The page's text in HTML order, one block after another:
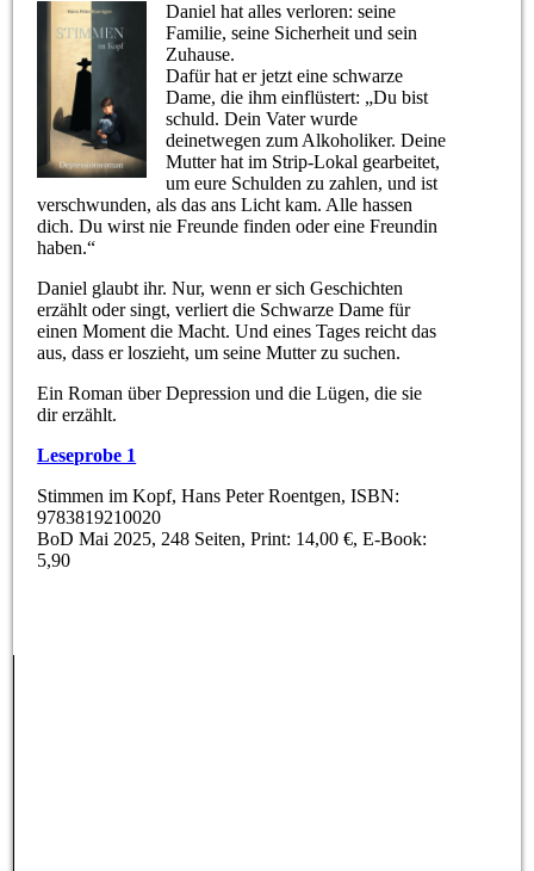
Daniel hat alles verloren: seine
Familie, seine Sicherheit und sein
Zuhause.
Dafür hat er jetzt eine schwarze
Dame, die ihm einflüstert: „Du bist
schuld. Dein Vater wurde
deinetwegen zum Alkoholiker. Deine
Mutter hat im Strip-Lokal gearbeitet,
um eure Schulden zu zahlen, und ist
verschwunden, als das ans Licht kam. Alle hassen
dich. Du wirst nie Freunde finden oder eine Freundin
haben.“
Daniel glaubt ihr. Nur, wenn er sich Geschichten
erzählt oder singt, verliert die Schwarze Dame für
einen Moment die Macht. Und eines Tages reicht das
aus, dass er loszieht, um seine Mutter zu suchen.
Ein Roman über Depression und die Lügen, die sie
dir erzählt.
Leseprobe 1
Stimmen im Kopf, Hans Peter Roentgen, ISBN:
9783819210020
BoD Mai 2025, 248 Seiten, Print: 14,00 €, E-Book:
5,90